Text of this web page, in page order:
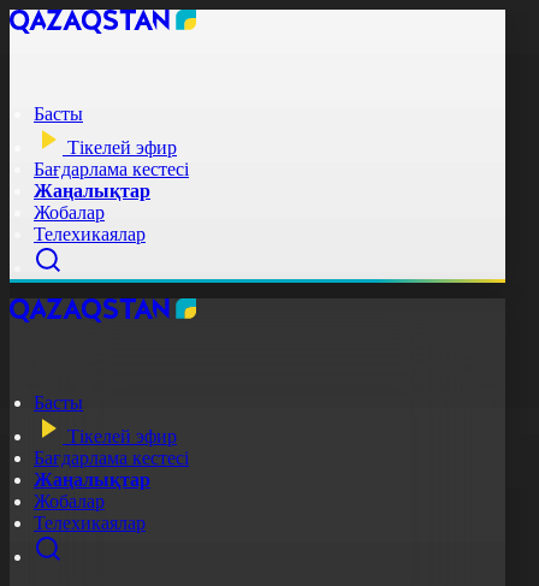
Басты
Тікелей эфир
Бағдарлама кестесі
Жаңалықтар
Жобалар
Телехикаялар
Басты
Тікелей эфир
Бағдарлама кестесі
Жаңалықтар
Жобалар
Телехикаялар